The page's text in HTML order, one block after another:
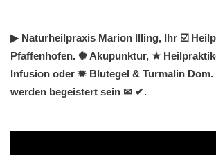
▶︎ Naturheilpraxis Marion Illing, Ihr ☑️
Pfaffenhofen. ✺ Akupunktur, ★
Infusion oder ✹ Blutegel & Turmalin
werden begeistert sein ✉ ✔.